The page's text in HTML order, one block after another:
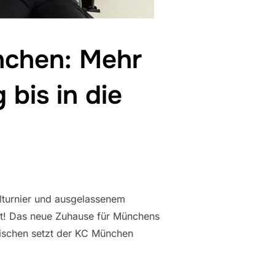
Mehr
bis in die
und ausgelassenem
Das neue Zuhause für Münchens
setzt der KC München